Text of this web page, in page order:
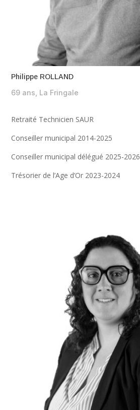
Philippe ROLLAND
69 ans, La Fringale
Retraité Technicien SAUR
Conseiller municipal 2014-2025
Conseiller municipal délégué 2025-2026
Trésorier de l’Age d’Or 2023-2024